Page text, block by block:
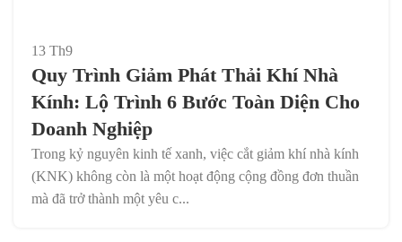
13 Th9
Quy Trình Giảm Phát Thải Khí Nhà
Kính: Lộ Trình 6 Bước Toàn Diện Cho
Doanh Nghiệp
Trong kỷ nguyên kinh tế xanh, việc cắt giảm khí nhà kính
(KNK) không còn là một hoạt động cộng đồng đơn thuần
mà đã trở thành một yêu c...